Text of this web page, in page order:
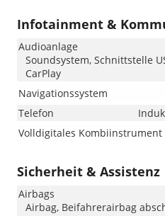
Infotainment &
Audioanlage
Soundsystem, Schnittstelle
CarPlay
Navigationssystem
Telefon
Volldigitales Kombiinstrument
Sicherheit & Assistenz
Airbags
Airbag, Beifahrerairbag